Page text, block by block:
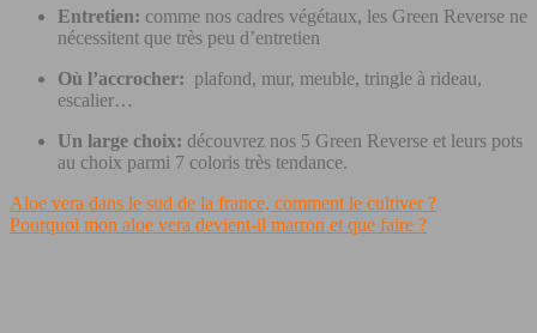
Entretien: comme nos cadres végétaux, les Green Reverse ne
nécessitent que très peu d’entretien
Où l’accrocher: plafond, mur, meuble, tringle à rideau,
escalier…
Un large choix: découvrez nos 5 Green Reverse et leurs pots
au choix parmi 7 coloris très tendance.
Aloe vera dans le sud de la france, comment le cultiver ?
Pourquoi mon aloe vera devient-il marron et que faire ?